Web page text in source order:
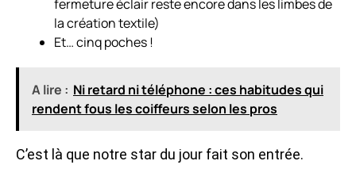
fermeture éclair reste encore dans les limbes de
la création textile)
Et… cinq poches !
A lire : Ni retard ni téléphone : ces habitudes qui
rendent fous les coiffeurs selon les pros
C’est là que notre star du jour fait son entrée.